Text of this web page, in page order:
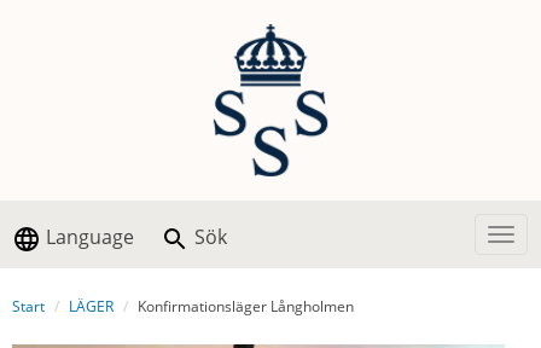
Language Sök
Start LÄGER Konfirmationsläger Långholmen